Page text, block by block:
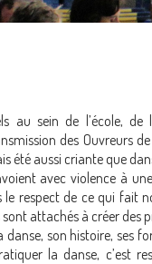
au sein de l’école,
des Ouvreurs
été aussi criante que
avec violence à
respect de ce qui fait
sont attachés à créer
son histoire, ses
la danse, c’est